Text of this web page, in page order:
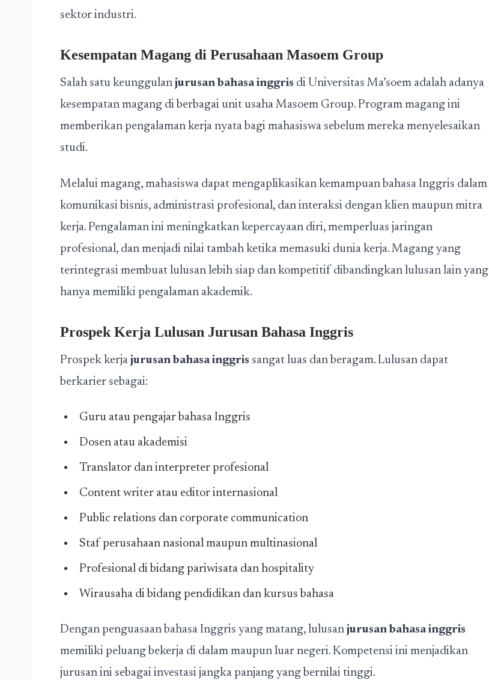
sektor industri.
Kesempatan Magang di Perusahaan Masoem Group
Salah satu keunggulan jurusan bahasa inggris di Universitas Ma’soem adalah adanya
kesempatan magang di berbagai unit usaha Masoem Group. Program magang ini
memberikan pengalaman kerja nyata bagi mahasiswa sebelum mereka menyelesaikan
studi.
Melalui magang, mahasiswa dapat mengaplikasikan kemampuan bahasa Inggris dalam
komunikasi bisnis, administrasi profesional, dan interaksi dengan klien maupun mitra
kerja. Pengalaman ini meningkatkan kepercayaan diri, memperluas jaringan
profesional, dan menjadi nilai tambah ketika memasuki dunia kerja. Magang yang
terintegrasi membuat lulusan lebih siap dan kompetitif dibandingkan lulusan lain yang
hanya memiliki pengalaman akademik.
Prospek Kerja Lulusan Jurusan Bahasa Inggris
Prospek kerja jurusan bahasa inggris sangat luas dan beragam. Lulusan dapat
berkarier sebagai:
Guru atau pengajar bahasa Inggris
Dosen atau akademisi
Translator dan interpreter profesional
Content writer atau editor internasional
Public relations dan corporate communication
Staf perusahaan nasional maupun multinasional
Profesional di bidang pariwisata dan hospitality
Wirausaha di bidang pendidikan dan kursus bahasa
Dengan penguasaan bahasa Inggris yang matang, lulusan jurusan bahasa inggris
memiliki peluang bekerja di dalam maupun luar negeri. Kompetensi ini menjadikan
jurusan ini sebagai investasi jangka panjang yang bernilai tinggi.